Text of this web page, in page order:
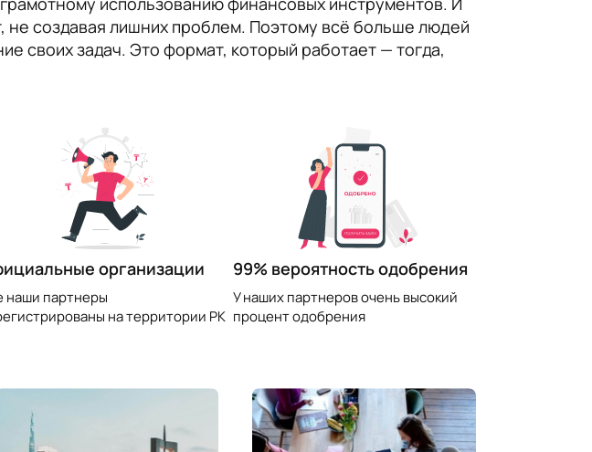
не создавая лишних проблем. Поэтому всё больше людей
своих задач. Это формат, который работает — тогда,
организации
наши партнеры
на территории РК
99% вероятность одобрения
У наших партнеров очень высокий
процент одобрения